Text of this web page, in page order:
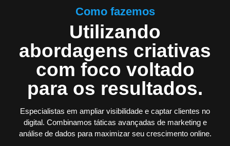
Como fazemos
Utilizando
abordagens criativas
com foco voltado
para os resultados.
Especialistas em ampliar visibilidade e captar clientes no
digital. Combinamos táticas avançadas de marketing e
análise de dados para maximizar seu crescimento online.